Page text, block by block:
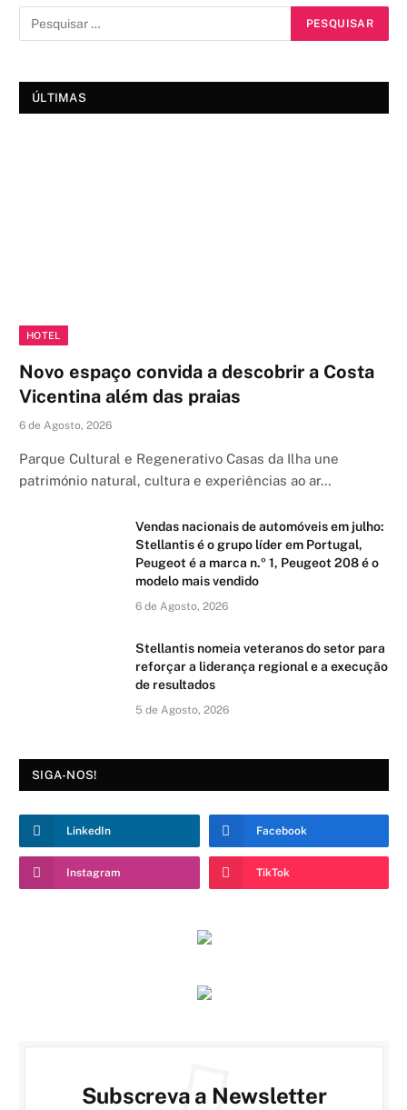
ÚLTIMAS
HOTEL
Novo espaço convida a descobrir a Costa
Vicentina além das praias
6 de Agosto, 2026
Parque Cultural e Regenerativo Casas da Ilha une
património natural, cultura e experiências ao ar…
Vendas nacionais de automóveis em julho:
Stellantis é o grupo líder em Portugal,
Peugeot é a marca n.º 1, Peugeot 208 é o
modelo mais vendido
6 de Agosto, 2026
Stellantis nomeia veteranos do setor para
reforçar a liderança regional e a execução
de resultados
5 de Agosto, 2026
SIGA-NOS!
LinkedIn Facebook
Instagram TikTok
Subscreva a Newsletter